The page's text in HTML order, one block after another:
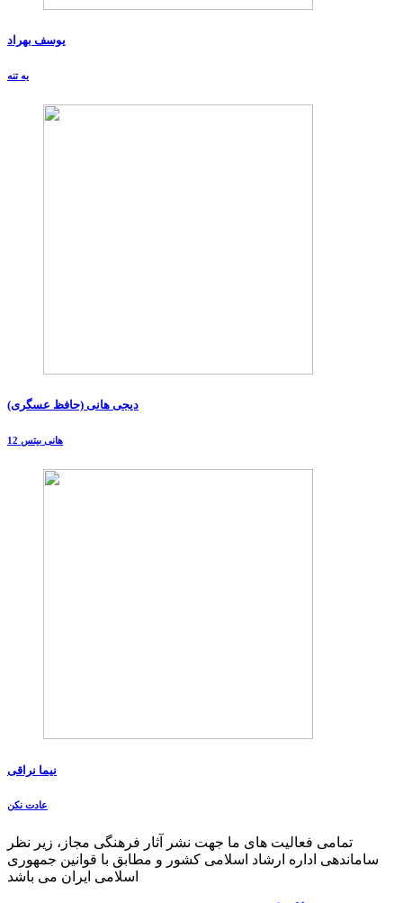
یوسف بهراد
یه تنه
دیجی هانی (حافظ عسگری)
هانی بیتس 12
نیما نراقی
عادت نکن
تمامی فعالیت های ما جهت نشر آثار فرهنگی مجاز، زیر نظر
ساماندهی اداره ارشاد اسلامی کشور و مطابق با قوانین جمهوری
اسلامی ایران می باشد